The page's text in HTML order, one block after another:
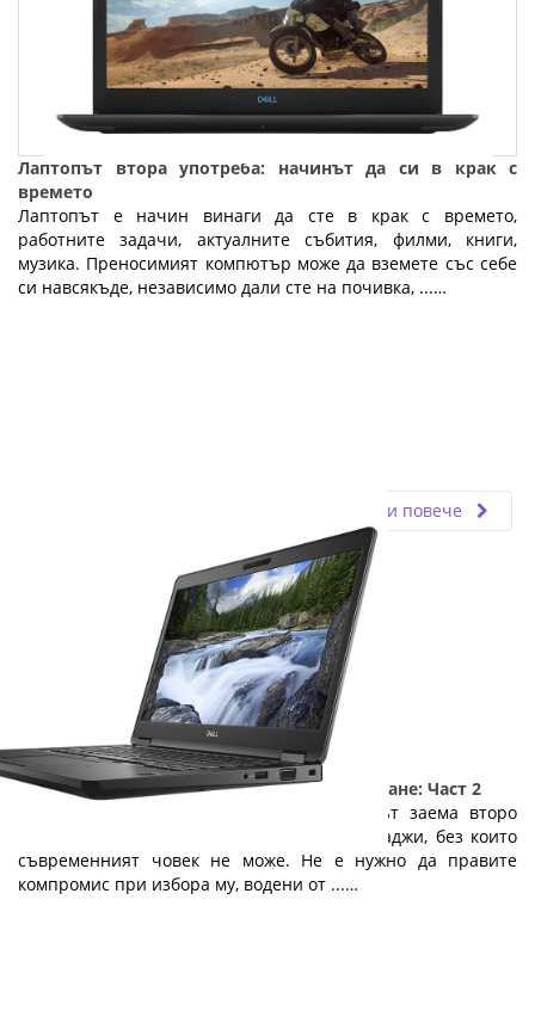
Лаптопът втора употреба: начинът да си в крак с
времето
Лаптопът е начин винаги да сте в крак с времето,
работните задачи, актуалните събития, филми, книги,
музика. Преносимият компютър може да вземете със себе
си навсякъде, независимо дали сте на почивка, ...…
Прочети повече
5 причини да изберете лаптоп на изплащане: Част 2
Веднага след мобилния телефон, лаптопът заема второ
място в класацията на технологичните джаджи, без които
съвременният човек не може. Не е нужно да правите
компромис при избора му, водени от ...…